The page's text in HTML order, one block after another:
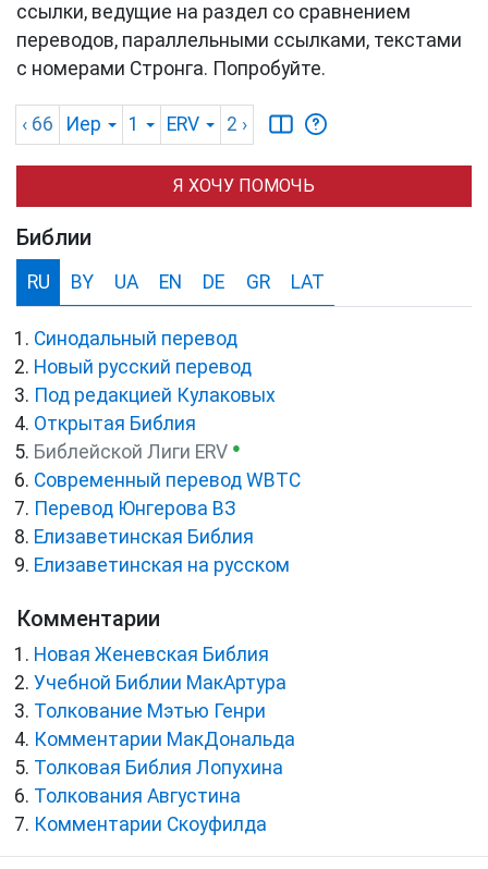
ссылки, ведущие на раздел со сравнением
переводов, параллельными ссылками, текстами
с номерами Стронга. Попробуйте.
‹ 66 Иер 1 ERV 2 ›
Я ХОЧУ ПОМОЧЬ
Библии
RU BY UA EN DE GR LAT
Синодальный перевод
Новый русский перевод
Под редакцией Кулаковых
Открытая Библия
Библейской Лиги ERV ●
Cовременный перевод WBTC
Перевод Юнгерова ВЗ
Елизаветинская Библия
Елизаветинская на русском
Комментарии
Новая Женевская Библия
Учебной Библии МакАртура
Толкование Мэтью Генри
Комментарии МакДональда
Толковая Библия Лопухина
Толкования Августина
Комментарии Скоуфилда